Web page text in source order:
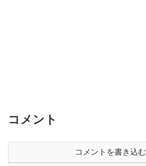
コメント
コメントを書き込む